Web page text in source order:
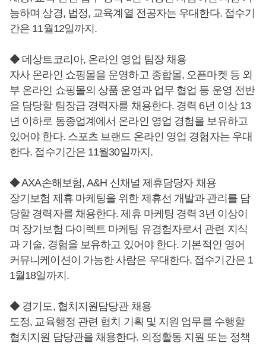
능하며 상경, 법정, 교육계열 전공자는 우대한다. 접수기
간은 11월12일까지.
◆ 데상트코리아, 온라인 영업 팀장 채용
자사 온라인 쇼핑몰을 운영하고 종합몰, 오픈마켓 등 외
부 온라인 쇼핑몰의 상품 운영과 업무 협업 등 운영 전반
을 담당할 팀장급 경력자를 채용한다. 경력 6년 이상 13
년 이하로 동종업계에서 온라인 영업 경험을 보유하고
있어야 한다. 스포츠 브랜드 온라인 영업 경험자는 우대
한다. 접수기간은 11월30일까지.
◆ AXA손해보험, A&H 신채널 제휴담당자 채용
장기보험 제휴 마케팅을 위한 제휴선 개발과 관리를 담
당할 경력자를 채용한다. 제휴 마케팅 경력 3년 이상이
며 장기보험 다이렉트 마케팅 유경험자로서 관련 지식
과 기술, 경험을 보유하고 있어야 한다. 기본적인 영어
커뮤니케이션이 가능한 사람은 우대한다. 접수기간은 1
1월18일까지.
◆ 경기도, 협치지원담당관 채용
도정, 교육행정 관련 협치 기획 및 지원 업무를 수행할
협치지원 담당관을 채용한다. 의정활동 지원 또는 정책